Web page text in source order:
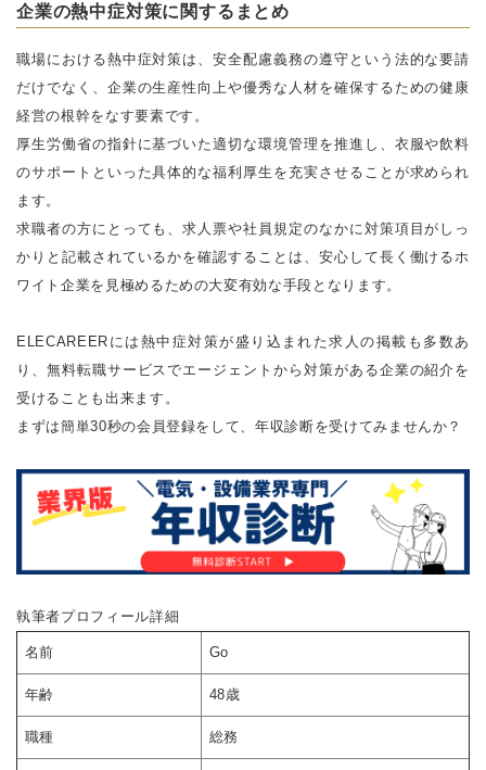
企業の熱中症対策に関するまとめ
職場における熱中症対策は、安全配慮義務の遵守という法的な要請
だけでなく、企業の生産性向上や優秀な人材を確保するための健康
経営の根幹をなす要素です。
厚生労働省の指針に基づいた適切な環境管理を推進し、衣服や飲料
のサポートといった具体的な福利厚生を充実させることが求められ
ます。
求職者の方にとっても、求人票や社員規定のなかに対策項目がしっ
かりと記載されているかを確認することは、安心して長く働けるホ
ワイト企業を見極めるための大変有効な手段となります。
ELECAREERには熱中症対策が盛り込まれた求人の掲載も多数あ
り、無料転職サービスでエージェントから対策がある企業の紹介を
受けることも出来ます。
まずは簡単30秒の会員登録をして、年収診断を受けてみませんか？
執筆者プロフィール詳細
名前 Go
年齢 48歳
職種 総務